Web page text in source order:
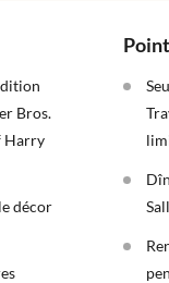
Bros.
Harry
décor